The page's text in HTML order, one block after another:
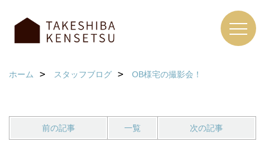
ホーム スタッフブログ OB様宅の撮影会！
前の記事 一覧 次の記事